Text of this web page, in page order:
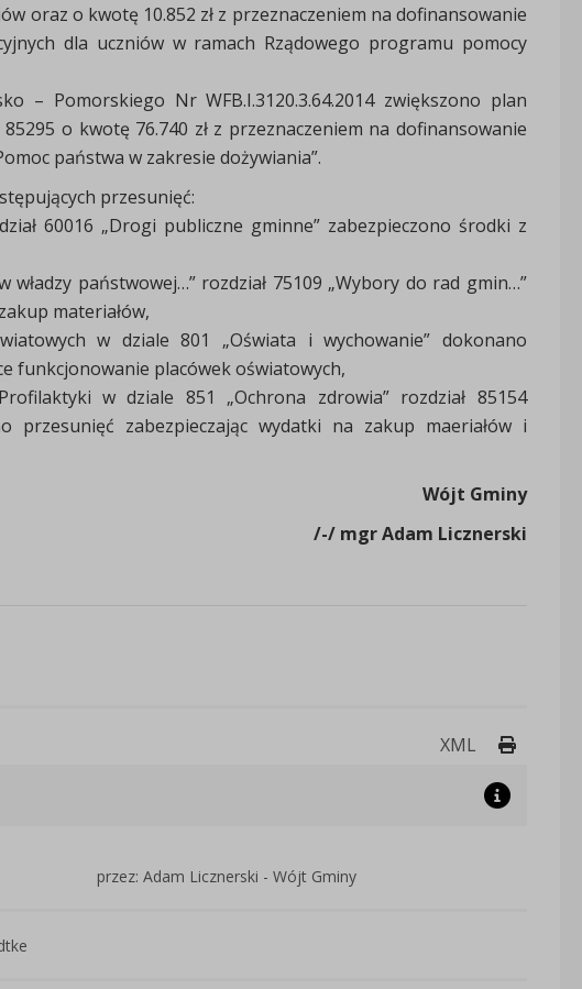
oraz o kwotę 10.852 zł z przeznaczeniem na dofinansowanie
dla uczniów w ramach Rządowego programu pomocy
– Pomorskiego Nr WFB.I.3120.3.64.2014 zwiększono plan
o kwotę 76.740 zł z przeznaczeniem na dofinansowanie
państwa w zakresie dożywiania”.
przesunięć:
60016 „Drogi publiczne gminne” zabezpieczono środki z
państwowej…” rozdział 75109 „Wybory do rad gmin…”
materiałów,
w dziale 801 „Oświata i wychowanie” dokonano
funkcjonowanie placówek oświatowych,
w dziale 851 „Ochrona zdrowia” rozdział 85154
przesunięć zabezpieczając wydatki na zakup maeriałów i
Wójt Gminy
/-/ mgr Adam Licznerski
XML Drukuj
przez: Adam Licznerski - Wójt Gminy